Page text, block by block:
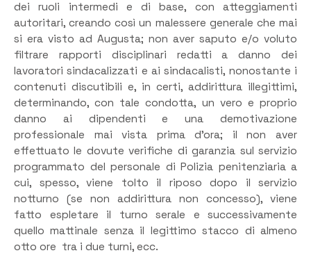
dei ruoli intermedi e di base, con atteggiamenti
autoritari, creando così un malessere generale che mai
si era visto ad Augusta; non aver saputo e/o voluto
filtrare rapporti disciplinari redatti a danno dei
lavoratori sindacalizzati e ai sindacalisti, nonostante i
contenuti discutibili e, in certi, addirittura illegittimi,
determinando, con tale condotta, un vero e proprio
danno ai dipendenti e una demotivazione
professionale mai vista prima d’ora; il non aver
effettuato le dovute verifiche di garanzia sul servizio
programmato del personale di Polizia penitenziaria a
cui, spesso, viene tolto il riposo dopo il servizio
notturno (se non addirittura non concesso), viene
fatto espletare il turno serale e successivamente
quello mattinale senza il legittimo stacco di almeno
otto ore tra i due turni, ecc.